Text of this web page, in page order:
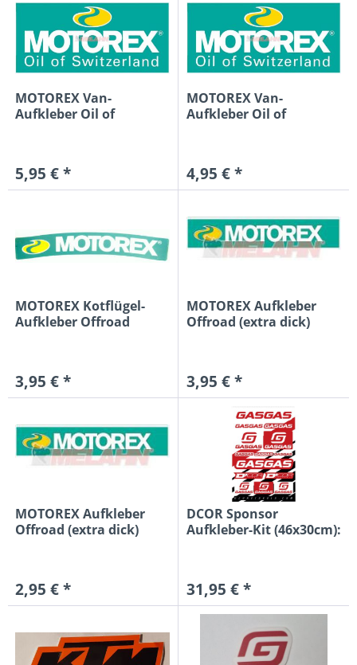
MOTOREX Van-
Aufkleber Oil of
5,95 € *
MOTOREX Van-
Aufkleber Oil of
4,95 € *
MOTOREX Kotflügel-
Aufkleber Offroad
3,95 € *
MOTOREX Aufkleber
Offroad (extra dick)
3,95 € *
MOTOREX Aufkleber
Offroad (extra dick)
2,95 € *
DCOR Sponsor
Aufkleber-Kit (46x30cm):
31,95 € *